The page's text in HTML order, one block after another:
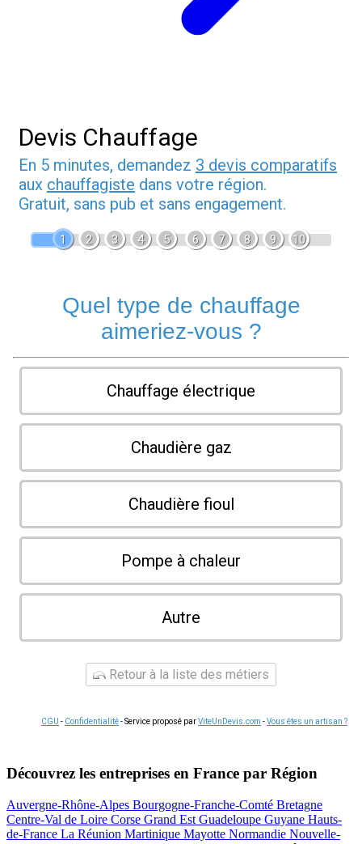
Devis Chauffage
En 5 minutes, demandez 3 devis comparatifs
aux chauffagiste dans votre région.
Gratuit, sans pub et sans engagement.
1 2 3 4 5 6 7 8 9 10
Quel type de chauffage
aimeriez-vous ?
Chauffage électrique
Chaudière gaz
Chaudière fioul
Pompe à chaleur
Autre
Retour à la liste des métiers
CGU - Confidentialité- Service proposé parViteUnDevis.com -Vous êtes un artisan ?
Découvrez les entreprises en France par Région
Auvergne-Rhône-Alpes Bourgogne-Franche-Comté Bretagne
Centre-Val de Loire Corse Grand Est Guadeloupe Guyane Hauts-
de-France La Réunion Martinique Mayotte Normandie Nouvelle-